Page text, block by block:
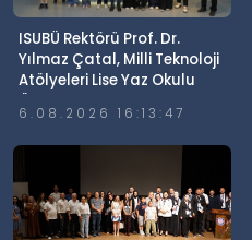
ISUBÜ Rektörü Prof. Dr.
Yılmaz Çatal, Milli Teknoloji
Atölyeleri Lise Yaz Okulu
Öğrencileriyle Buluştu
6.08.2026 16:13:47